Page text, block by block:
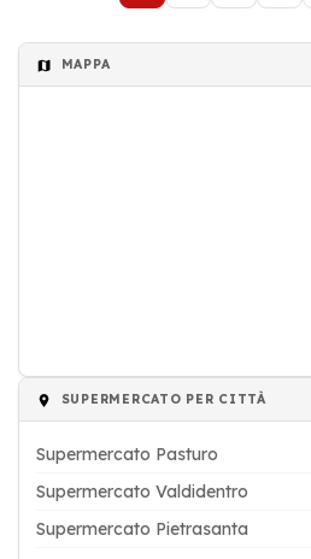
MAPPA
SUPERMERCATO PER CITTÀ
Supermercato Pasturo
Supermercato Valdidentro
Supermercato Pietrasanta